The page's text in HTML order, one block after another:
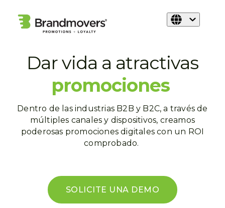
Dar vida a atractivas
promociones
Dentro de las industrias B2B y B2C, a través de
múltiples canales y dispositivos, creamos
poderosas promociones digitales con un ROI
comprobado.
SOLICITE UNA DEMO